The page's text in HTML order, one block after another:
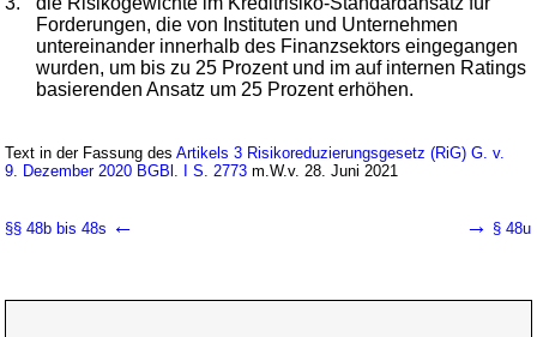
Forderungen, die von Instituten und Unternehmen
untereinander innerhalb des Finanzsektors eingegangen
wurden, um bis zu 25 Prozent und im auf internen Ratings
basierenden Ansatz um 25 Prozent erhöhen.
Text in der Fassung desArtikels 3 Risikoreduzierungsgesetz (RiG) G. v.
9. Dezember 2020 BGBl. I S. 2773 m.W.v. 28. Juni 2021
§§ 48b bis 48s ← → § 48u